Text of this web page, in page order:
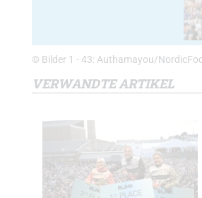
© Bilder 1 - 43: Authamayou/
VERWANDTE ARTIKEL